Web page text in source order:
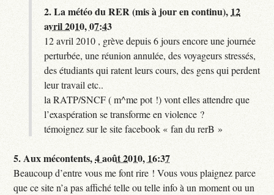
2.La météo du RER (mis à jour en continu), 12
avril 2010, 07:43
12 avril 2010 , grève depuis 6 jours encore une journée
perturbée, une réunion annulée, des voyageurs stressés,
des étudiants qui ratent leurs cours, des gens qui perdent
leur travail etc..
la RATP/SNCF ( m^me pot !) vont elles attendre que
l’exaspération se transforme en violence ?
témoignez sur le site facebook « fan du rerB »
5.Aux mécontents,4 août 2010, 16:37
Beaucoup d’entre vous me font rire ! Vous vous plaignez parce
que ce site n’a pas affiché telle ou telle info à un moment ou un